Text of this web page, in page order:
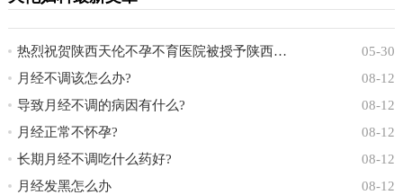
05-30
热烈祝贺陕西天伦不孕不育医院被授予陕西省中
08-12
月经不调该怎么办?
08-12
导致月经不调的病因有什么?
08-12
月经正常不怀孕?
08-12
长期月经不调吃什么药好?
08-12
月经发黑怎么办